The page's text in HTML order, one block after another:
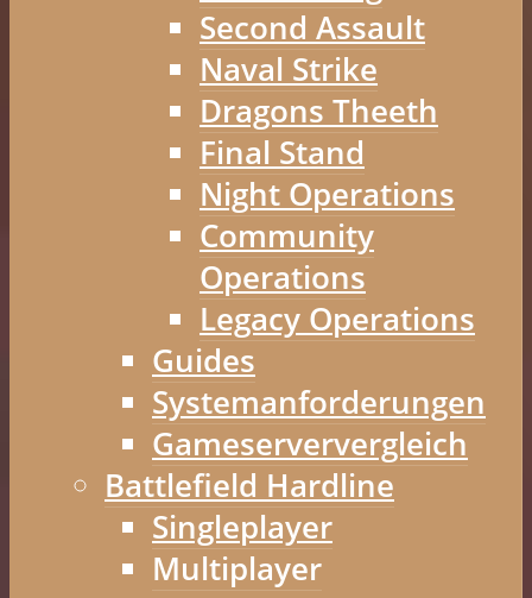
Second Assault
Naval Strike
Dragons Theeth
Final Stand
Night Operations
Community
Operations
Legacy Operations
Guides
Systemanforderungen
Gameserververgleich
Battlefield Hardline
Singleplayer
Multiplayer